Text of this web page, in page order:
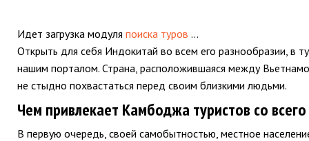
Идет загрузка модуля поиска туров …
Открыть для себя Индокитай во всем его разнообразии, в
нашим порталом. Страна, расположившаяся между
не стыдно похвастаться перед своим близкими людьми.
Чем привлекает Камбоджа туристов со
В первую очередь, своей самобытностью, местное